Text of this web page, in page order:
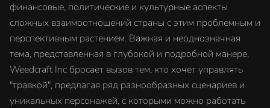
финансовые, политические и культурные аспекты
сложных взаимоотношений страны с этим проблемным и
перспективным растением. Важная и неоднозначная
тема, представленная в глубокой и подробной манере,
Weedcraft Inc бросает вызов тем, кто хочет управлять
"травкой", предлагая ряд разнообразных сценариев и
уникальных персонажей, с которыми можно работать